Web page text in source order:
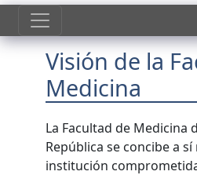
Visión de la
Medicina
La Facultad de Medicina
República se concibe a
institución